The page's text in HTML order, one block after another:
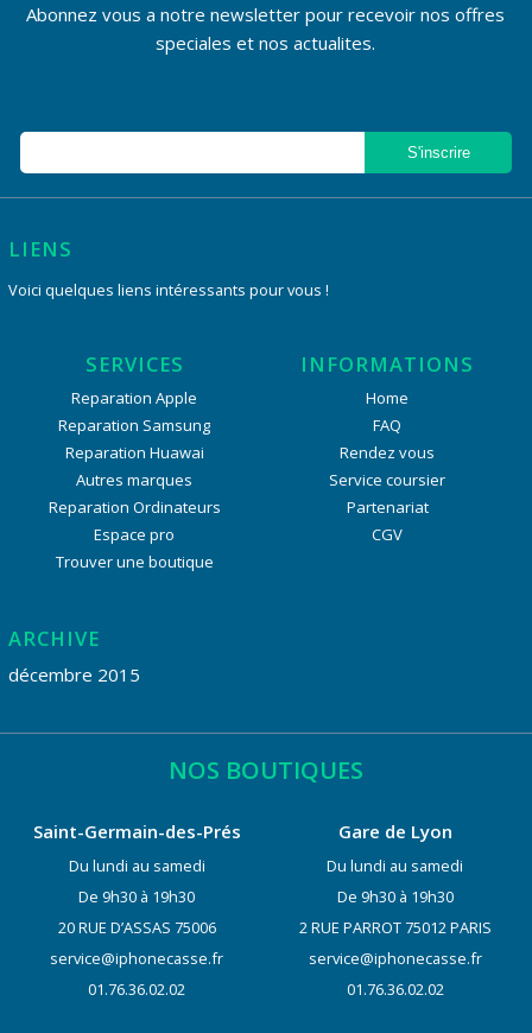
Abonnez vous a notre newsletter pour recevoir nos offres
speciales et nos actualites.
LIENS
Voici quelques liens intéressants pour vous !
SERVICES
Reparation Apple
Reparation Samsung
Reparation Huawai
Autres marques
Reparation Ordinateurs
Espace pro
Trouver une boutique
INFORMATIONS
Home
FAQ
Rendez vous
Service coursier
Partenariat
CGV
ARCHIVE
décembre 2015
NOS BOUTIQUES
Saint-Germain-des-Prés
Du lundi au samedi
De 9h30 à 19h30
20 RUE D’ASSAS 75006
service@iphonecasse.fr
01.76.36.02.02
Gare de Lyon
Du lundi au samedi
De 9h30 à 19h30
2 RUE PARROT 75012 PARIS
service@iphonecasse.fr
01.76.36.02.02